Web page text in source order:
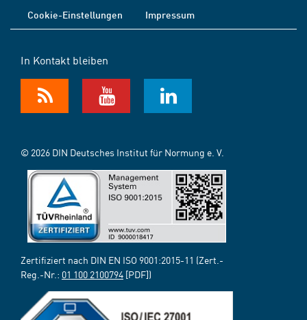
Cookie-Einstellungen
Impressum
In Kontakt bleiben
© 2026 DIN Deutsches Institut für Normung e. V.
Zertifiziert nach DIN EN ISO 9001:2015-11 (Zert.-
Reg.-Nr.: 01 100 2100794 [PDF])